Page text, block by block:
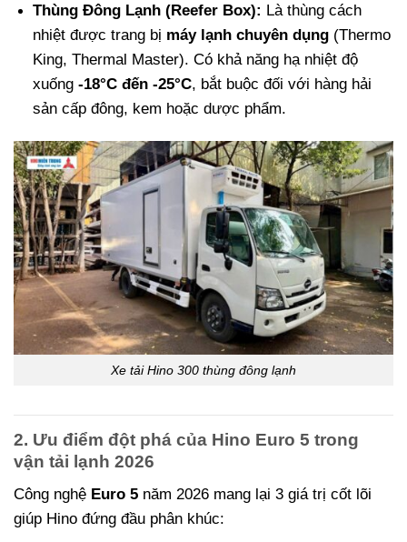
Thùng Đông Lạnh (Reefer Box): Là thùng cách
nhiệt được trang bị máy lạnh chuyên dụng(Thermo
King, Thermal Master). Có khả năng hạ nhiệt độ
xuống -18°C đến -25°C, bắt buộc đối với hàng hải
sản cấp đông, kem hoặc dược phẩm.
Xe tải Hino 300 thùng đông lạnh
2. Ưu điểm đột phá của Hino Euro 5 trong
vận tải lạnh 2026
Công nghệ Euro 5 năm 2026 mang lại 3 giá trị cốt lõi
giúp Hino đứng đầu phân khúc: